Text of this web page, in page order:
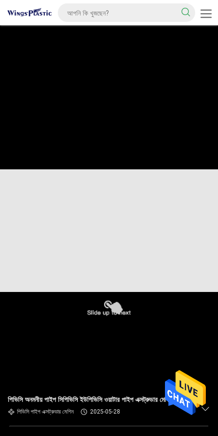
পিভিসি অনমনীয় পাইপ সিপিভিসি ইউপিভিসি ওয়াটার পাইপ এক্সট্রুডার মেকিং মেশিন
পিভিসি পাইপ এক্সট্রুডার মেশিন 2025-05-28